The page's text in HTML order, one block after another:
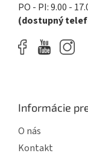
PO - PI: 9.00 -
(dostupný
Informácie
O nás
Kontakt